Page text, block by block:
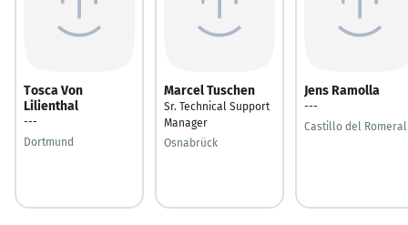
Tosca Von
Lilienthal
---
Dortmund
Marcel Tuschen
Sr. Technical Support
Manager
Osnabrück
Jens Ramolla
---
Castillo del Romeral